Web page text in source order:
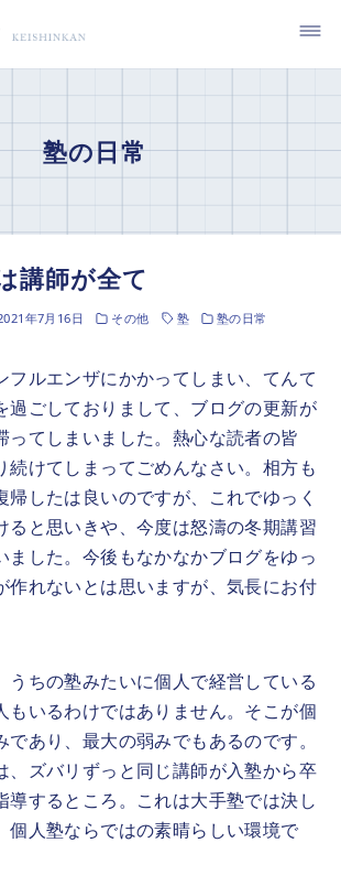
塾の日常
講師が全て
年7月16日 その他 塾 塾の日常
フルエンザにかかってしまい、てんて
過ごしておりまして、ブログの更新が
ってしまいました。熱心な読者の皆
続けてしまってごめんなさい。相方も
帰したは良いのですが、これでゆっく
ると思いきや、今度は怒濤の冬期講習
ました。今後もなかなかブログをゆっ
作れないとは思いますが、気長にお付
うちの塾みたいに個人で経営している
もいるわけではありません。そこが個
あり、最大の弱みでもあるのです。
、ズバリずっと同じ講師が入塾から卒
導するところ。これは大手塾では決し
個人塾ならではの素晴らしい環境で